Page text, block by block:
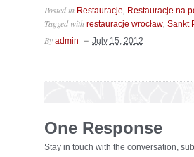
Posted in Restauracje Restauracje na
Tagged with restauracje wrocław Sankt
By admin July 15, 2012
One Response
Stay in touch with the conversation,